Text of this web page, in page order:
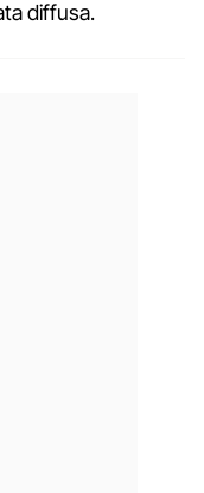
diffusa.